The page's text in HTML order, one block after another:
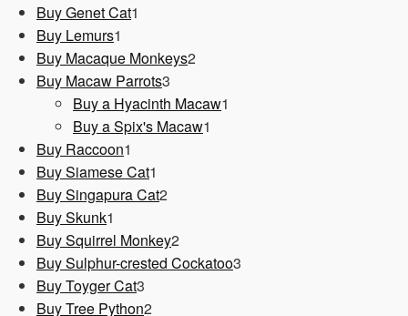
Produkte
Buy Genet Cat1
Buy Lemurs1
Produkt
Buy Macaque Monkeys22
Buy Macaw Parrots3
Produkte
Buy a Hyacinth Macaw1
Buy a Spix's Macaw1
Buy Raccoon1
Produkt
Buy Siamese Cat1
Produkt
Buy Singapura Cat22
Buy Skunk1
Produkt
Buy Squirrel Monkey22
Produkte
Buy Sulphur-crested Cockatoo3
Buy Toyger Cat3
Produkte
Buy Tree Python22